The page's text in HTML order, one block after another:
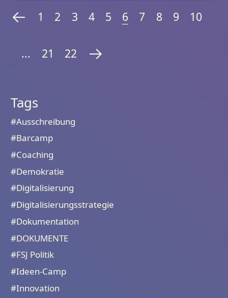
1 2 3 4 5 6 7 8 9 10
... 21 22
Tags
#Ausschreibung
#Barcamp
#Coaching
#Demokratie
#Digitalisierung
#Digitalisierungsstrategie
#Dokumentation
#DOKUMENTE
#FSJ Politik
#Ideen-Camp
#Innovation